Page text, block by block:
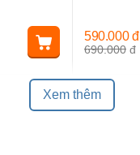
690.000 đ
590.000 đ
Xem thêm